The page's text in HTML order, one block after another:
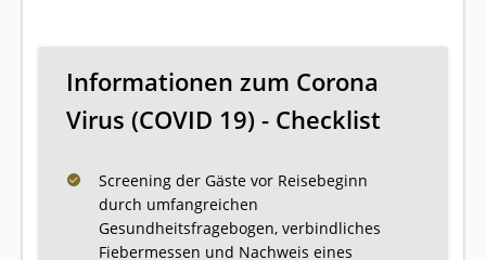
Informationen zum Corona
Virus (COVID 19) - Checklist
Screening der Gäste vor Reisebeginn
durch umfangreichen
Gesundheitsfragebogen, verbindliches
Fiebermessen und Nachweis eines